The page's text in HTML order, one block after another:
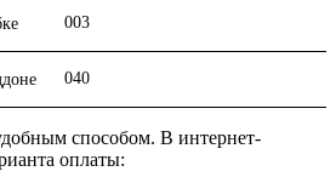
003
040
способом. В интернет-
оплаты: